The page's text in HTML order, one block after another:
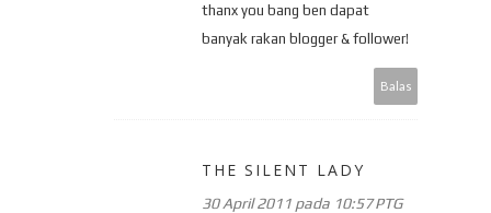
thanx you bang ben dapat
banyak rakan blogger & follower!
Balas
THE SILENT LADY
30 April 2011 pada 10:57 PTG